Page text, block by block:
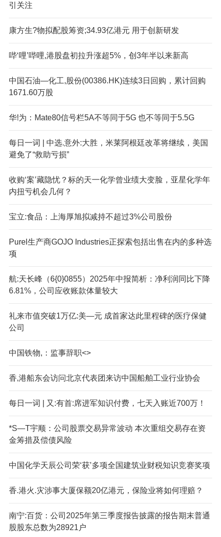
引关注
康方生?物拟配股筹资;34.93亿港元 用于创新研发
哔‘哩’哔哩,港股盘初拉升涨超5%，创3年半以来新高
中国石油—化工,股份(00386.HK)连续3日回购，累计回购
1671.60万股
华!为：Mate80信号栏5A不等同于5G 也不等同于5.5G
每日一词 | 中选.意外:大胜，米莱阿根廷改革将继续，美国
避免了“救助亏损”
收购‘案’藏隐忧？标的天一化学曾业绩大变脸，亚星化学年
内扭亏机会几何？
宝立:食品：上海厚旭拟减持不超过3%公司股份
Purel生产商GOJO Industries正探索包括出售在内的多种选
项
航:天长峰（6{0}0855）2025年中报简析：净利润同比下降
6.81%，公司应收账款体量较大
礼来市值突破1万亿:美—元 成首家达此里程碑的医疗保健
公司
中国铁物,：监事辞职<>
香,港船东会访问北京代表团来访中国船舶工业行业协会
每日一词 | 又:有首:席进军知识付费，七天入账近700万！
*S—T宇顺：公司股票交易异常波动 本次重组交易存在资
金筹措及偿债风险
中国化学天辰公司荣‘获’多项全国建筑业财税知识竞赛奖项
香.港火.灾涉事大厦保额20亿港元，保险业将如何理赔？
南宁:百货：公司2025年第三季度报告披露的报告期末普通
股股东总数为28921户